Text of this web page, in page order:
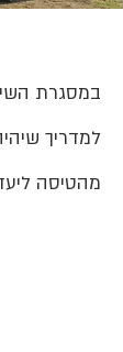
במסגרת
למדריך
מהטיסה